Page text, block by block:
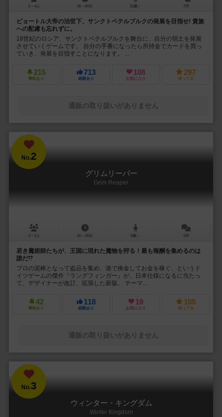
2～4人 45～60分 10歳～ 7件
ピョートル大帝の治世下、サンクトペテルブルクの発展を目指せ! 貴族
への配慮も忘れずに。
18世紀のロシア、サンクトペテルブルクを舞台に、自分の領土を発展
させていくゲームです。 自分の手番になったら所持金でカードを買っ
ていき、発展を目指すことになります。 ...
215
興味あり
713
経験あり
108
お気に入り
297
持ってる
通販の取り扱いがありません
No.2
グリムリーパー
Grim Reaper
2～5人 20～30分 8歳～ 5件
若き魔術師たちが、王国に現れた魔物を狩る！最も報酬を集めるのは
誰だ⁉︎
プロの泥棒となって盗品を集め、港で換金してお金を稼ぐ、というド
イツゲームの傑作『ラングフィンガー』が、日本仕様になるに当たっ
て、デザイナーが改訂、拡張した新版。 テーマ...
42
興味あり
118
経験あり
19
お気に入り
105
持ってる
通販の取り扱いがありません
No.3
ウィンター・キングダム
Winter Kingdom